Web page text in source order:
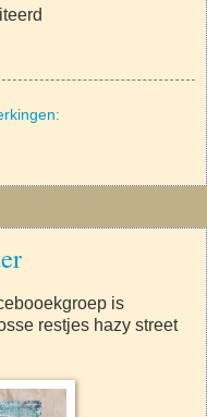
is
restjes hazy street